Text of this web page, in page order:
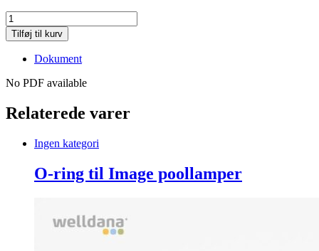
Flydekabel
med
swirvel
SK20/SK30i,
meter
Tilføj til kurv
Dokument
No PDF available
Relaterede varer
Ingen kategori
O-ring til Image poollamper